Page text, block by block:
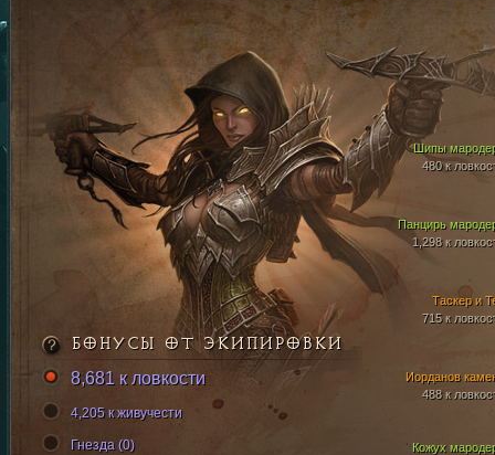
Панцирь
1,298 к
Таскер и
715 к
Шипы
480 к
Кожух
Иорданов
488 к
БОНУСЫ ОТ ЭКИПИРОВКИ
8,681 к ловкости
4,205 к живучести
Гнезда (0)